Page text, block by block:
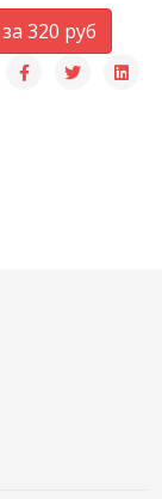
320 руб